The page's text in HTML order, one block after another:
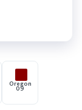
Oregon
09